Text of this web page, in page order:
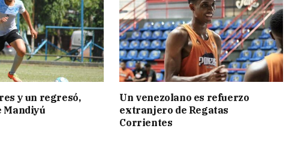
y un regresó,
Mandiyú
Un venezolano es refuerzo
extranjero de Regatas
Corrientes